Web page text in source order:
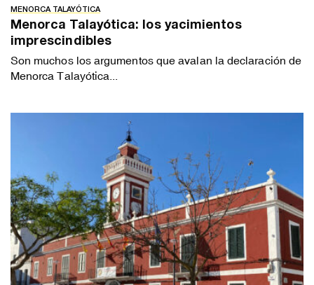
MENORCA TALAYÓTICA
Menorca Talayótica: los yacimientos
imprescindibles
Son muchos los argumentos que avalan la declaración de
Menorca Talayótica...